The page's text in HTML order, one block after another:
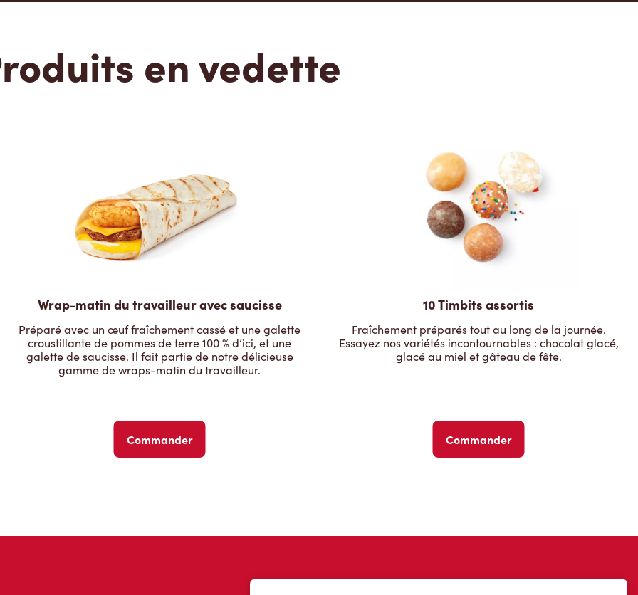
en vedette
Wrap-matin du travailleur avec saucisse
Préparé avec un œuf fraîchement cassé et une galette
croustillante de pommes de terre 100 % d’ici, et une
galette de saucisse. Il fait partie de notre délicieuse
gamme de wraps-matin du travailleur.
Commander
10 Timbits assortis
Fraîchement préparés tout au long de la journée.
Essayez nos variétés incontournables : chocolat glacé,
glacé au miel et gâteau de fête.
Commander